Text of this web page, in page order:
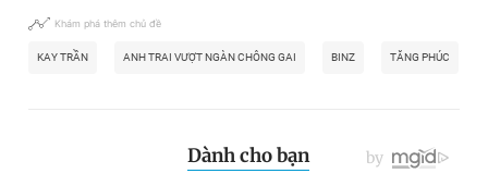
Khám phá thêm chủ đề
KAY TRẦN ANH TRAI VƯỢT NGÀN CHÔNG GAI BINZ TĂNG PHÚC